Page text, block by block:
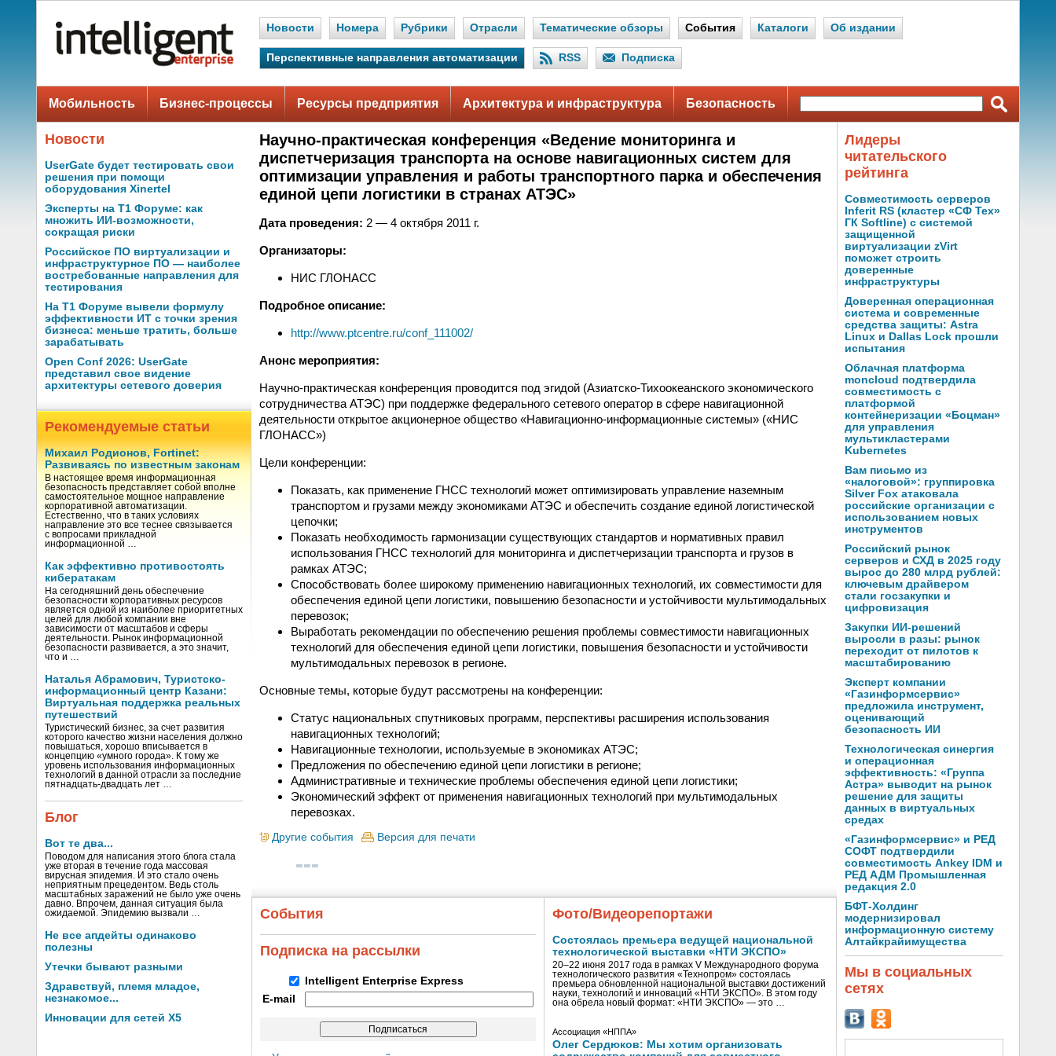
Новости Номера Рубрики Отрасли Тематические обзоры События Каталоги Об издании
Перспективные направления автоматизации RSS Подписка
Мобильность Бизнес-процессы Ресурсы предприятия Архитектура и инфраструктура Безопасность
Новости
UserGate будет тестировать свои
решения при помощи
оборудования Xinertel
Эксперты на Т1 Форуме: как
множить ИИ-возможности,
сокращая риски
Российское ПО виртуализации и
инфраструктурное ПО — наиболее
востребованные направления для
тестирования
На Т1 Форуме вывели формулу
эффективности ИТ с точки зрения
бизнеса: меньше тратить, больше
зарабатывать
Open Conf 2026: UserGate
представил свое видение
архитектуры сетевого доверия
Рекомендуемые статьи
Михаил Родионов, Fortinet:
Развиваясь по известным законам
В настоящее время информационная
безопасность представляет собой вполне
самостоятельное мощное направление
корпоративной автоматизации.
Естественно, что в таких условиях
направление это все теснее связывается
с вопросами прикладной
информационной …
Как эффективно противостоять
кибератакам
На сегодняшний день обеспечение
безопасности корпоративных ресурсов
является одной из наиболее приоритетных
целей для любой компании вне
зависимости от масштабов и сферы
деятельности. Рынок информационной
безопасности развивается, а это значит,
что и …
Наталья Абрамович, Туристско-
информационный центр Казани:
Виртуальная поддержка реальных
путешествий
Туристический бизнес, за счет развития
которого качество жизни населения должно
повышаться, хорошо вписывается в
концепцию «умного города». К тому же
уровень использования информационных
технологий в данной отрасли за последние
пятнадцать-двадцать лет …
Блог
Вот те два...
Поводом для написания этого блога стала
уже вторая в течение года массовая
вирусная эпидемия. И это стало очень
неприятным прецедентом. Ведь столь
масштабных заражений не было уже очень
давно. Впрочем, данная ситуация была
ожидаемой. Эпидемию вызвали …
Не все апдейты одинаково
полезны
Утечки бывают разными
Здравствуй, племя младое,
незнакомое...
Инновации для сетей X5
Научно-практическая конференция «Ведение мониторинга и
диспетчеризация транспорта на основе навигационных систем для
оптимизации управления и работы транспортного парка и обеспечения
единой цепи логистики в странах АТЭС»
Дата проведения: 2 — 4 октября 2011 г.
Организаторы:
НИС ГЛОНАСС
Подробное описание:
http://www.ptcentre.ru/conf_111002/
Анонс мероприятия:
Научно-практическая конференция проводится под эгидой (Азиатско-Тихоокеанского экономического
сотрудничества АТЭС) при поддержке федерального сетевого оператор в сфере навигационной
деятельности открытое акционерное общество «Навигационно-информационные системы» («НИС
ГЛОНАСС»)
Цели конференции:
Показать, как применение ГНСС технологий может оптимизировать управление наземным
транспортом и грузами между экономиками АТЭС и обеспечить создание единой логистической
цепочки;
Показать необходимость гармонизации существующих стандартов и нормативных правил
использования ГНСС технологий для мониторинга и диспетчеризации транспорта и грузов в
рамках АТЭС;
Способствовать более широкому применению навигационных технологий, их совместимости для
обеспечения единой цепи логистики, повышению безопасности и устойчивости мультимодальных
перевозок;
Выработать рекомендации по обеспечению решения проблемы совместимости навигационных
технологий для обеспечения единой цепи логистики, повышения безопасности и устойчивости
мультимодальных перевозок в регионе.
Основные темы, которые будут рассмотрены на конференции:
Статус национальных спутниковых программ, перспективы расширения использования
навигационных технологий;
Навигационные технологии, используемые в экономиках АТЭС;
Предложения по обеспечению единой цепи логистики в регионе;
Административные и технические проблемы обеспечения единой цепи логистики;
Экономический эффект от применения навигационных технологий при мультимодальных
перевозках.
Другие события Версия для печати
События
Подписка на рассылки
Intelligent Enterprise Express
E-mail
Фото/Видеорепортажи
Состоялась премьера ведущей национальной
технологической выставки «НТИ ЭКСПО»
20–22 июня 2017 года в рамках V Международного форума
технологического развития «Технопром» состоялась
премьера обновленной национальной выставки достижений
науки, технологий и инноваций «НТИ ЭКСПО». В этом году
она обрела новый формат: «НТИ ЭКСПО» — это …
Ассоциация «НППА»
Олег Сердюков: Мы хотим организовать
Лидеры
читательского
рейтинга
Совместимость серверов
Inferit RS (кластер «СФ Тех»
ГК Softline) с системой
защищенной
виртуализации zVirt
поможет строить
доверенные
инфраструктуры
Доверенная операционная
система и современные
средства защиты: Astra
Linux и Dallas Lock прошли
испытания
Облачная платформа
moncloud подтвердила
совместимость с
платформой
контейнеризации «Боцман»
для управления
мультикластерами
Kubernetes
Вам письмо из
«налоговой»: группировка
Silver Fox атаковала
российские организации с
использованием новых
инструментов
Российский рынок
серверов и СХД в 2025 году
вырос до 280 млрд рублей:
ключевым драйвером
стали госзакупки и
цифровизация
Закупки ИИ-решений
выросли в разы: рынок
переходит от пилотов к
масштабированию
Эксперт компании
«Газинформсервис»
предложила инструмент,
оценивающий
безопасность ИИ
Технологическая синергия
и операционная
эффективность: «Группа
Астра» выводит на рынок
решение для защиты
данных в виртуальных
средах
«Газинформсервис» и РЕД
СОФТ подтвердили
совместимость Ankey IDM и
РЕД АДМ Промышленная
редакция 2.0
БФТ-Холдинг
модернизировал
информационную систему
Алтайкрайимущества
Мы в социальных
сетях